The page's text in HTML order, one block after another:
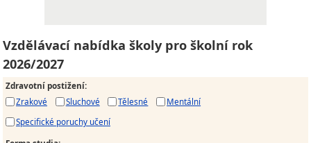
Vzdělávací nabídka školy pro školní rok
2026/2027
Zdravotní postižení:
Zrakové
Sluchové Tělesné
Mentální
Specifické poruchy učení